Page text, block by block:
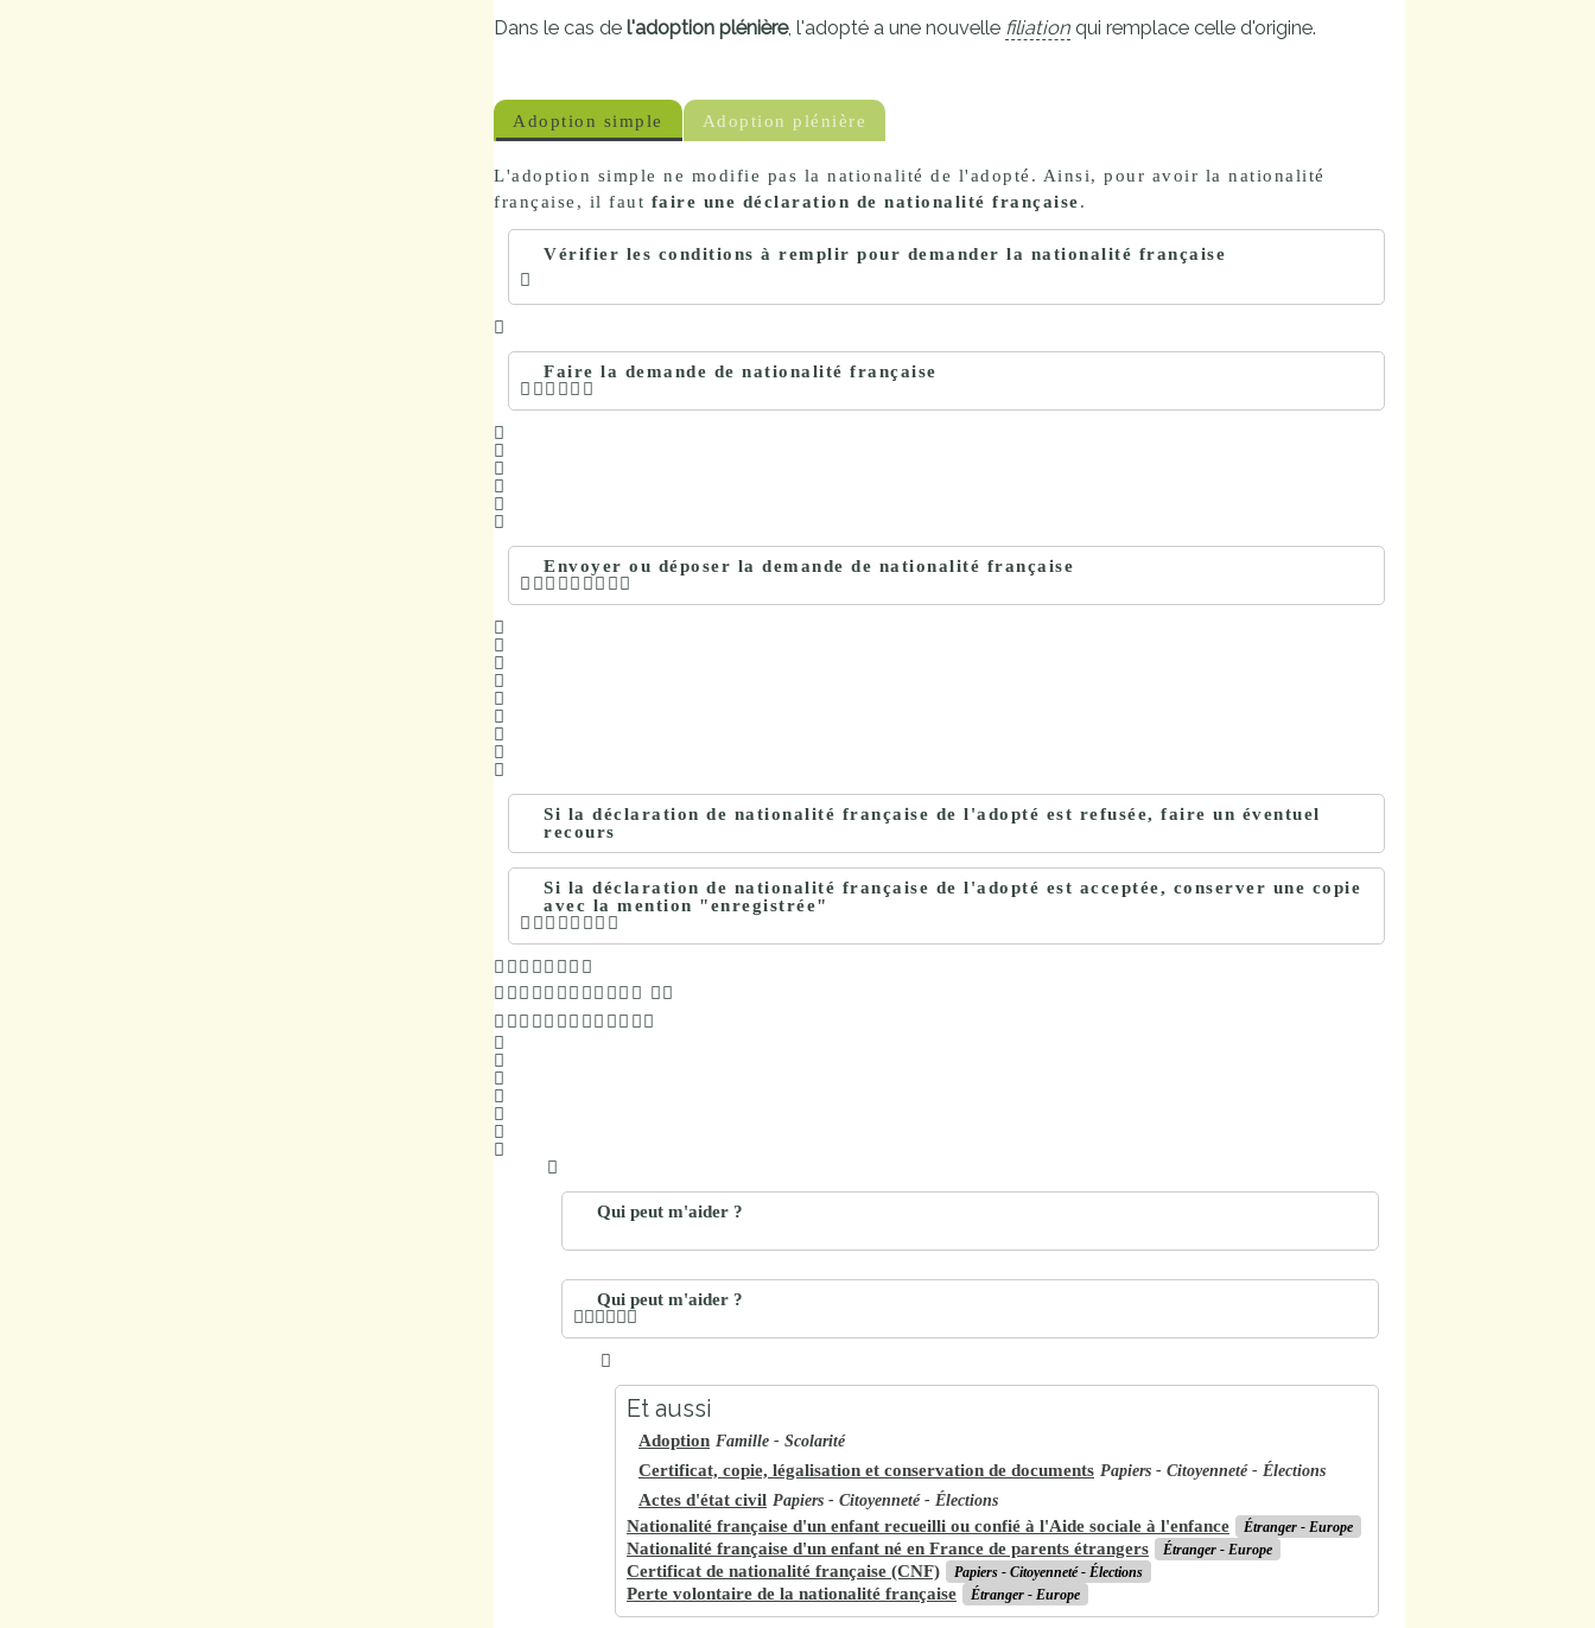
publics
Établissements
scolaires
privés
proches de
découvrir
et
s'amuser
Dans le cas de l'adoption plénière, l'adopté a une nouvelle filiation qui remplace celle d'origine.
Adoption simple Adoption plénière
L'adoption simple ne modifie pas la nationalité de l'adopté. Ainsi, pour avoir la nationalité
française, il faut faire une déclaration de nationalité française.
Vérifier les conditions à remplir pour demander la nationalité française
Faire la demande de nationalité française
Envoyer ou déposer la demande de nationalité française
Si la déclaration de nationalité française de l'adopté est refusée, faire un éventuel
recours
Si la déclaration de nationalité française de l'adopté est acceptée, conserver une copie
avec la mention "enregistrée"
Qui peut m'aider ?
Qui peut m'aider ?
Et aussi
Adoption Famille - Scolarité
Certificat, copie, légalisation et conservation de documents Papiers - Citoyenneté - Élections
Actes d'état civil Papiers - Citoyenneté - Élections
Nationalité française d'un enfant recueilli ou confié à l'Aide sociale à l'enfance Étranger - Europe
Nationalité française d'un enfant né en France de parents étrangers Étranger - Europe
Certificat de nationalité française (CNF) Papiers - Citoyenneté - Élections
Perte volontaire de la nationalité française Étranger - Europe